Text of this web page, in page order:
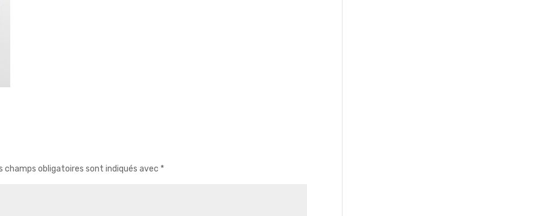
champs obligatoires sont indiqués avec *